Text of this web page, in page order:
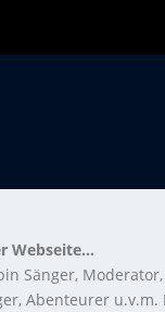
Webseite...
Sänger,
Abenteurer